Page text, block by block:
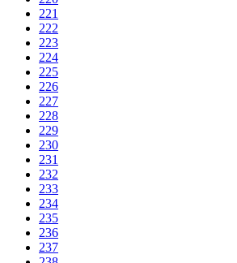
221
222
223
224
225
226
227
228
229
230
231
232
233
234
235
236
237